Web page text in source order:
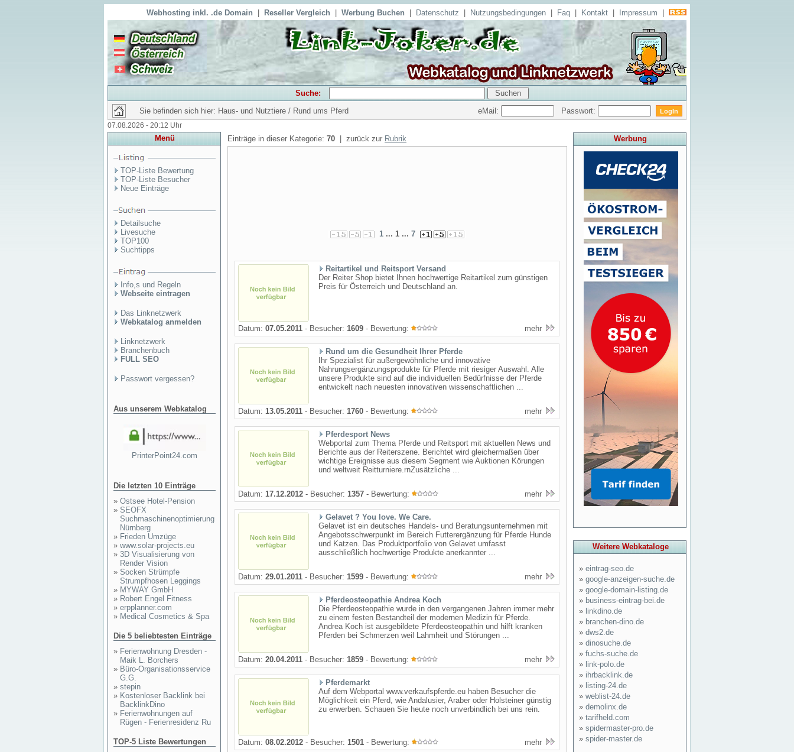
Webhosting inkl. .de Domain Reseller Vergleich Werbung Buchen Datenschutz Nutzungsbedingungen Faq Kontakt Impressum
Suche:
Sie befinden sich hier: Haus- und Nutztiere / Rund ums Pferd
eMail: Passwort:
07.08.2026 - 20:12 Uhr
Menü
TOP-Liste Bewertung
TOP-Liste Besucher
Neue Einträge
Detailsuche
Livesuche
TOP100
Suchtipps
Info,s und Regeln
Webseite eintragen
Das Linknetzwerk
Webkatalog anmelden
Linknetzwerk
Branchenbuch
FULL SEO
Passwort vergessen?
Aus unserem Webkatalog
PrinterPoint24.com
Die letzten 10 Einträge
» Ostsee Hotel-Pension
» SEOFX
Suchmaschinenoptimierung
Nürnberg
» Frieden Umzüge
» www.solar-projects.eu
» 3D Visualisierung von
Render Vision
» Socken Strümpfe
Strumpfhosen Leggings
» MYWAY GmbH
» Robert Engel Fitness
» erpplanner.com
» Medical Cosmetics & Spa
Die 5 beliebtesten Einträge
» Ferienwohnung Dresden -
Maik L. Borchers
» Büro-Organisationsservice
G.G.
» stepin
» Kostenloser Backlink bei
BacklinkDino
» Ferienwohnungen auf
Rügen - Ferienresidenz Ru
TOP-5 Liste Bewertungen
Einträge in dieser Kategorie: 70 | zurück zur Rubrik
1... 1 ... 7
Reitartikel und Reitsport Versand
Der Reiter Shop bietet Ihnen hochwertige Reitartikel zum günstigen
Preis für Österreich und Deutschland an.
Datum: 07.05.2011 - Besucher: 1609 - Bewertung: mehr
Rund um die Gesundheit Ihrer Pferde
Ihr Spezialist für außergewöhnliche und innovative
Nahrungsergänzungsprodukte für Pferde mit riesiger Auswahl. Alle
unsere Produkte sind auf die individuellen Bedürfnisse der Pferde
entwickelt nach neuesten innovativen wissenschaftlichen ...
Datum: 13.05.2011 - Besucher: 1760 - Bewertung: mehr
Pferdesport News
Webportal zum Thema Pferde und Reitsport mit aktuellen News und
Berichte aus der Reiterszene. Berichtet wird gleichermaßen über
wichtige Ereignisse aus diesem Segment wie Auktionen Körungen
und weltweit Reitturniere.rnZusätzliche ...
Datum: 17.12.2012 - Besucher: 1357 - Bewertung: mehr
Gelavet ? You love. We Care.
Gelavet ist ein deutsches Handels- und Beratungsunternehmen mit
Angebotsschwerpunkt im Bereich Futterergänzung für Pferde Hunde
und Katzen. Das Produktportfolio von Gelavet umfasst
ausschließlich hochwertige Produkte anerkannter ...
Datum: 29.01.2011 - Besucher: 1599 - Bewertung: mehr
Pferdeosteopathie Andrea Koch
Die Pferdeosteopathie wurde in den vergangenen Jahren immer mehr
zu einem festen Bestandteil der modernen Medizin für Pferde.
Andrea Koch ist ausgebildete Pferdeosteopathin und hilft kranken
Pferden bei Schmerzen weil Lahmheit und Störungen ...
Datum: 20.04.2011 - Besucher: 1859 - Bewertung: mehr
Pferdemarkt
Auf dem Webportal www.verkaufspferde.eu haben Besucher die
Möglichkeit ein Pferd, wie Andalusier, Araber oder Holsteiner günstig
zu erwerben. Schauen Sie heute noch unverbindlich bei uns rein.
Datum: 08.02.2012 - Besucher: 1501 - Bewertung: mehr
Werbung
Weitere Webkataloge
» eintrag-seo.de
» google-anzeigen-suche.de
» google-domain-listing.de
» business-eintrag-bei.de
» linkdino.de
» branchen-dino.de
» dws2.de
» dinosuche.de
» fuchs-suche.de
» link-polo.de
» ihrbacklink.de
» listing-24.de
» weblist-24.de
» demolinx.de
» tarifheld.com
» spidermaster-pro.de
» spider-master.de